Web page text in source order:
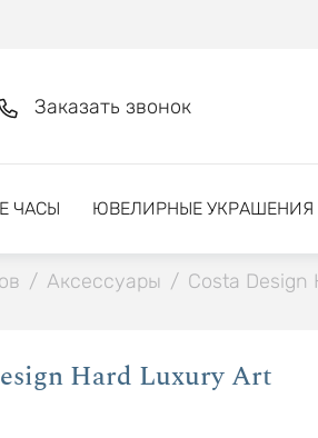
Заказать звонок
ЧАСЫ ЮВЕЛИРНЫЕ УКРАШЕНИЯ
/ Аксессуары / Costa Design
Hard Luxury Art